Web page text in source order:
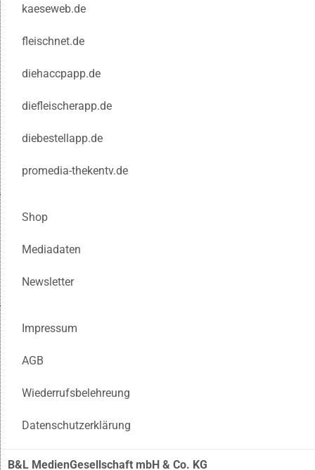
kaeseweb.de
fleischnet.de
diehaccpapp.de
diefleischerapp.de
diebestellapp.de
promedia-thekentv.de
Shop
Mediadaten
Newsletter
Impressum
AGB
Wiederrufsbelehreung
Datenschutzerklärung
B&L MedienGesellschaft mbH & Co. KG